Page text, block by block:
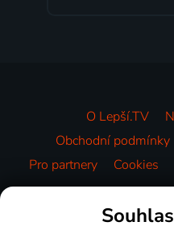
O Lepší.TV
Obchodní podmínky
Pro partnery
Cookies